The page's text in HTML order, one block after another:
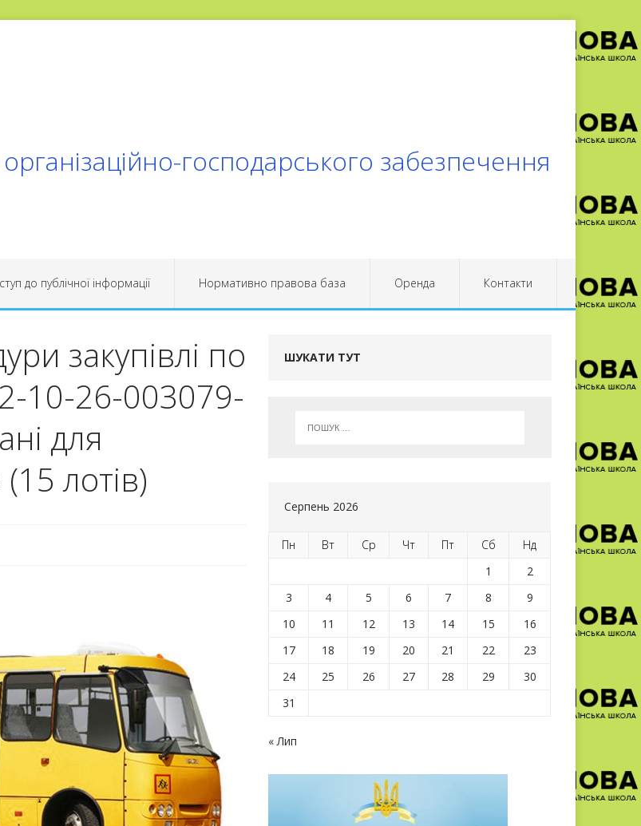
господарського забезпечення
до публічної інформації Нормативно правова база Оренда Контакти
закупівлі по
10-26-003079-
для
лотів)
ШУКАТИ ТУТ
Серпень 2026
Пн Вт Ср Чт Пт Сб
Нд
1
2
3
4 5 6 7 8
9
10
11 12 13 14 15
16
17
18 19 20 21 22
23
24
25 26 27 28 29
30
31
« Лип